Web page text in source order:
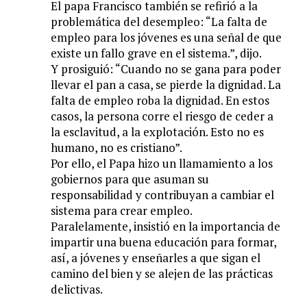
El papa Francisco también se refirió a la
problemática del desempleo: “La falta de
empleo para los jóvenes es una señal de que
existe un fallo grave en el sistema.”, dijo.
Y prosiguió: “Cuando no se gana para poder
llevar el pan a casa, se pierde la dignidad. La
falta de empleo roba la dignidad. En estos
casos, la persona corre el riesgo de ceder a
la esclavitud, a la explotación. Esto no es
humano, no es cristiano”.
Por ello, el Papa hizo un llamamiento a los
gobiernos para que asuman su
responsabilidad y contribuyan a cambiar el
sistema para crear empleo.
Paralelamente, insistió en la importancia de
impartir una buena educación para formar,
así, a jóvenes y enseñarles a que sigan el
camino del bien y se alejen de las prácticas
delictivas.